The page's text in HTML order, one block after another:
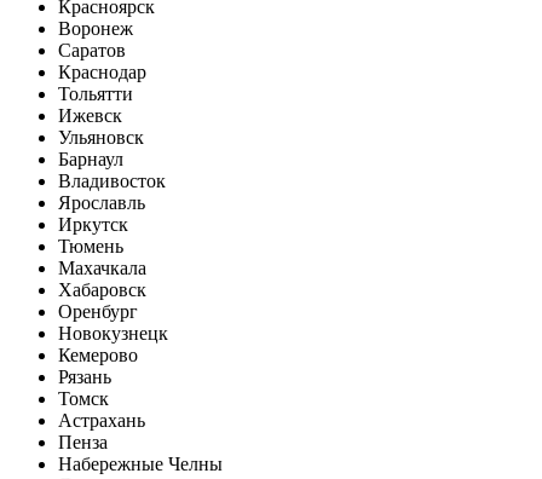
Красноярск
Воронеж
Саратов
Краснодар
Тольятти
Ижевск
Ульяновск
Барнаул
Владивосток
Ярославль
Иркутск
Тюмень
Махачкала
Хабаровск
Оренбург
Новокузнецк
Кемерово
Рязань
Томск
Астрахань
Пенза
Набережные Челны